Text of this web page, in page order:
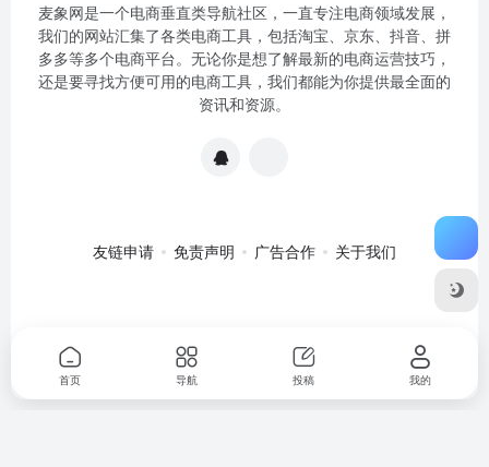
麦象网是一个电商垂直类导航社区，一直专注电商领域发展，
我们的网站汇集了各类电商工具，包括淘宝、京东、抖音、拼
多多等多个电商平台。无论你是想了解最新的电商运营技巧，
还是要寻找方便可用的电商工具，我们都能为你提供最全面的
资讯和资源。
友链申请 免责声明 广告合作 关于我们
2020057301号-1
首页 导航 投稿 我的